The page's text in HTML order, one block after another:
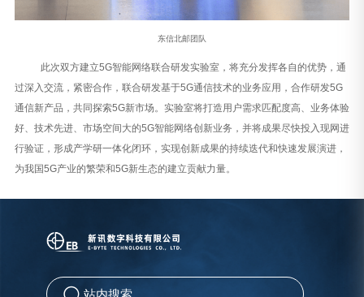
东信北邮团队
此次双方建立5G智能网络联合研发实验室，将充分发挥各自的优势，通
过深入交流，紧密合作，联合研发基于5G通信技术的业务应用，合作研发5G
通信新产品，共同探索5G新市场。实验室将打造用户需求匹配度高、业务体验
好、技术先进、市场空间大的5G智能网络创新业务，并将成果尽快投入现网进
行验证，形成产学研一体化闭环，实现创新成果的持续迭代和快速发展演进，
为我国5G产业的繁荣和5G新生态的建立贡献力量。